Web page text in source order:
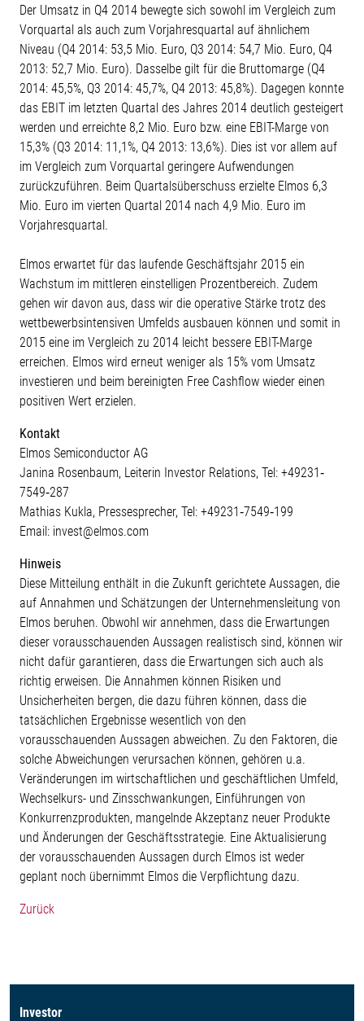
Der Umsatz in Q4 2014 bewegte sich sowohl im Vergleich zum
Vorquartal als auch zum Vorjahresquartal auf ähnlichem
Niveau (Q4 2014: 53,5 Mio. Euro, Q3 2014: 54,7 Mio. Euro, Q4
2013: 52,7 Mio. Euro). Dasselbe gilt für die Bruttomarge (Q4
2014: 45,5%, Q3 2014: 45,7%, Q4 2013: 45,8%). Dagegen konnte
das EBIT im letzten Quartal des Jahres 2014 deutlich gesteigert
werden und erreichte 8,2 Mio. Euro bzw. eine EBIT-Marge von
15,3% (Q3 2014: 11,1%, Q4 2013: 13,6%). Dies ist vor allem auf
im Vergleich zum Vorquartal geringere Aufwendungen
zurückzuführen. Beim Quartalsüberschuss erzielte Elmos 6,3
Mio. Euro im vierten Quartal 2014 nach 4,9 Mio. Euro im
Vorjahresquartal.
Elmos erwartet für das laufende Geschäftsjahr 2015 ein
Wachstum im mittleren einstelligen Prozentbereich. Zudem
gehen wir davon aus, dass wir die operative Stärke trotz des
wettbewerbsintensiven Umfelds ausbauen können und somit in
2015 eine im Vergleich zu 2014 leicht bessere EBIT-Marge
erreichen. Elmos wird erneut weniger als 15% vom Umsatz
investieren und beim bereinigten Free Cashflow wieder einen
positiven Wert erzielen.
Kontakt
Elmos Semiconductor AG
Janina Rosenbaum, Leiterin Investor Relations, Tel: +49231‐
7549‐287
Mathias Kukla, Pressesprecher, Tel: +49231‐7549‐199
Email: invest@elmos.com
Hinweis
Diese Mitteilung enthält in die Zukunft gerichtete Aussagen, die
auf Annahmen und Schätzungen der Unternehmensleitung von
Elmos beruhen. Obwohl wir annehmen, dass die Erwartungen
dieser vorausschauenden Aussagen realistisch sind, können wir
nicht dafür garantieren, dass die Erwartungen sich auch als
richtig erweisen. Die Annahmen können Risiken und
Unsicherheiten bergen, die dazu führen können, dass die
tatsächlichen Ergebnisse wesentlich von den
vorausschauenden Aussagen abweichen. Zu den Faktoren, die
solche Abweichungen verursachen können, gehören u.a.
Veränderungen im wirtschaftlichen und geschäftlichen Umfeld,
Wechselkurs- und Zinsschwankungen, Einführungen von
Konkurrenzprodukten, mangelnde Akzeptanz neuer Produkte
und Änderungen der Geschäftsstrategie. Eine Aktualisierung
der vorausschauenden Aussagen durch Elmos ist weder
geplant noch übernimmt Elmos die Verpflichtung dazu.
Zurück
Investor